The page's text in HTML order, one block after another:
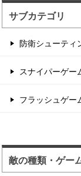
サブカテゴリ
防衛シューティ
スナイパーゲー
フラッシュゲー
敵の種類・ゲー